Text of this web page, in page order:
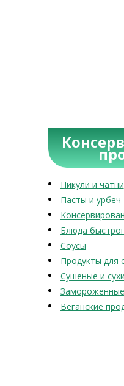
Пикули и чатни
Пасты и урбеч
Блюда
Соусы
Продукты для
Сушеные и
Веганские